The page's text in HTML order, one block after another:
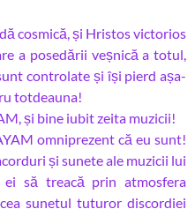
cosmică, și Hristos victorios
a posedării veșnică a totul,
controlate și își pierd așa-
totdeauna!
și bine iubit zeita muzicii!
omniprezent că eu sunt!
și sunete ale muzicii lui
să treacă prin atmosfera
sunetul tuturor discordiei